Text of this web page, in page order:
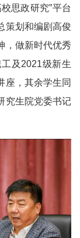
思政研究”平台
策划和编剧高俊
，做新时代优秀
及2021级新生
座，其余学生同
究生院党委书记